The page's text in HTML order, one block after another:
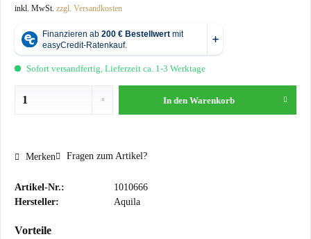
inkl. MwSt. zzgl. Versandkosten
Sofort versandfertig, Lieferzeit ca. 1-3 Werktage
In den Warenkorb
Merken Fragen zum Artikel?
Artikel-Nr.:
1010666
Hersteller:
Aquila
Vorteile